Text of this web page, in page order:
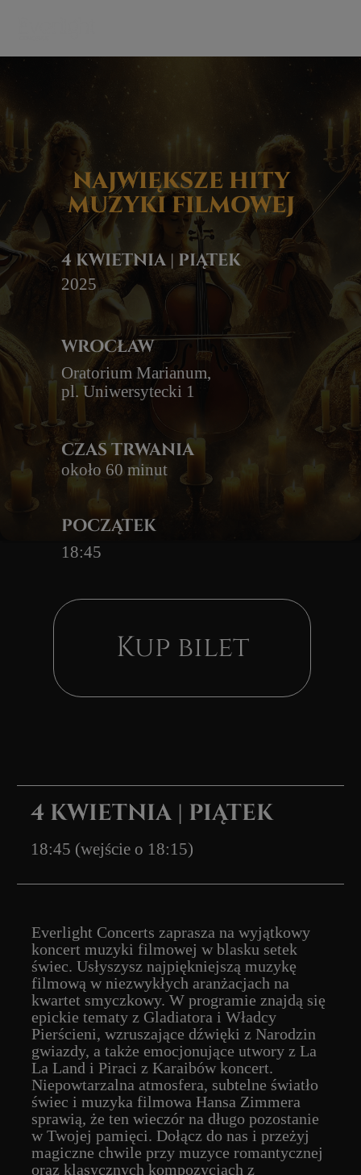
2025
Oratorium Marianum,
pl. Uniwersytecki 1
około 60 minut
18:45
4 KWIETNIA | PIĄTEK
WROCŁAW
CZAS TRWANIA
POCZĄTEK
Kup bilet
NAJWIĘKSZE HITY
MUZYKI FILMOWEJ
koncert muzyki filmowej w blasku setek
świec. Usłyszysz najpiękniejszą muzykę
świec i muzyka filmowa Hansa Zimmera
w Twojej pamięci. Dołącz do nas i przeżyj
magiczne chwile przy muzyce romantycznej
największych produkcji filmowych.
Hans Zimmer – And Then I Kissed Him
(z filmu Pearl Harbor)
Ramin Djawadi – Muzyka z filmu Gra o Tron
Justin Hurwitz – Muzyka z filmu La La Land
Hans Zimmer – Muzyka z filmu Gladiator
Howard Shore – The Shire (z filmu Władca
Pierścieni)
Yann Tiersen – Le Fabuleux Destin d'Amélie
Poulain
Waldemar Kazanecki – Walc Barbary (z
filmu Noce i Dnie)
Hans Zimmer – Muzyka z filmu Piraci z
Karaibów
James Horner – The Ludlows (z filmu
Legendy Jesieni)
Lady Gaga i Bradley Cooper – Shallow
(z filmu Narodziny Gwiazdy)
18:45 (wejście o 18:15)
PROGRAM